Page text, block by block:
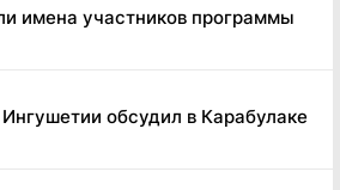
имена участников программы
обсудил в Карабулаке